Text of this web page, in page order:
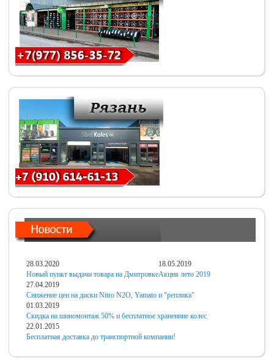
28.03.2020
Новый пункт выдачи товара на Дмитровке
18.05.2019
Акция лето 2019
27.04.2019
Снижение цен на диски Nitro N2O, Yamato и "реплика"
01.03.2019
Скидка на шиномонтаж 50% и бесплатное хранениие колес
22.01.2015
Бесплатная доставка до транспортной компании!